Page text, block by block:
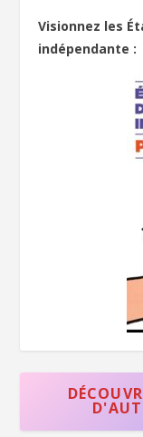
Visionnez les
indépendante :